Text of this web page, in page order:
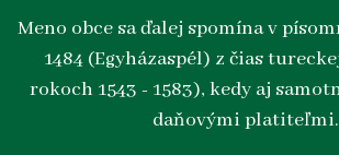
Meno obce sa ďalej spomína v
1484 (Egyházaspél) z čias
rokoch 1543 - 1583), kedy aj
daňovými platiteľmi.